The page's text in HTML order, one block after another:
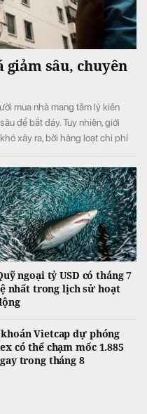
giảm sâu, chuyên
mua nhà mang tâm lý kiên
để bắt đáy. Tuy nhiên, giới
xảy ra, bởi hàng loạt chi phí
ngoại tỷ USD có tháng 7
nhất trong lịch sử hoạt
Vietcap dự phóng
có thể chạm mốc 1.885
trong tháng 8